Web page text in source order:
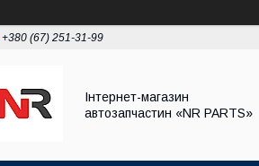
+380 (67) 251-31-99
Інтернет-магазин
автозапчастин «NR PARTS»